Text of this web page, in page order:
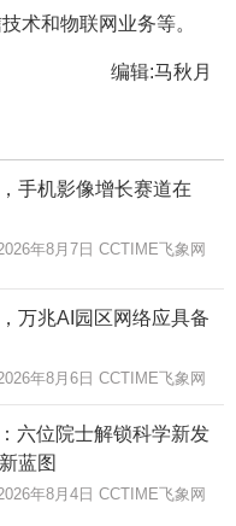
术和物联网业务等。
编辑:马秋月
手机影像增长赛道在
年8月7日 CCTIME飞象网
万兆AI园区网络应具备
年8月6日 CCTIME飞象网
六位院士解锁科学新发
蓝图
年8月4日 CCTIME飞象网